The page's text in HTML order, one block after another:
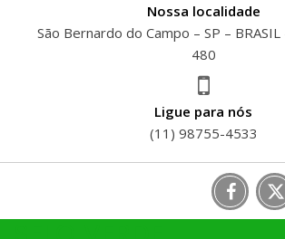
Nossa localidade
São Bernardo do Campo – SP –
480
Ligue para nós
(11) 98755-4533